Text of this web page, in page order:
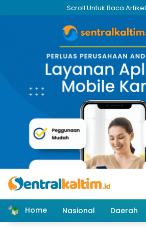
Scroll Untuk Baca Artikel
Home Nasional Daerah